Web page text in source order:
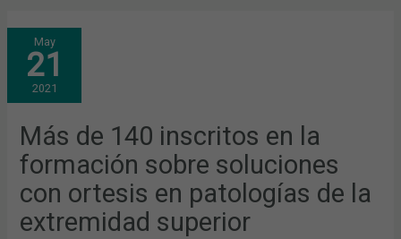
May
21
2021
Más de 140 inscritos en la
formación sobre soluciones
con ortesis en patologías de la
extremidad superior
MÁS
DE
140
INSCRITOS
EN
LA
FORMACIÓN
SOLUCIONES
CON
ORTESIS
EN
PATOLOGÍAS
LA
EXTREMIDAD
SUPERIOR